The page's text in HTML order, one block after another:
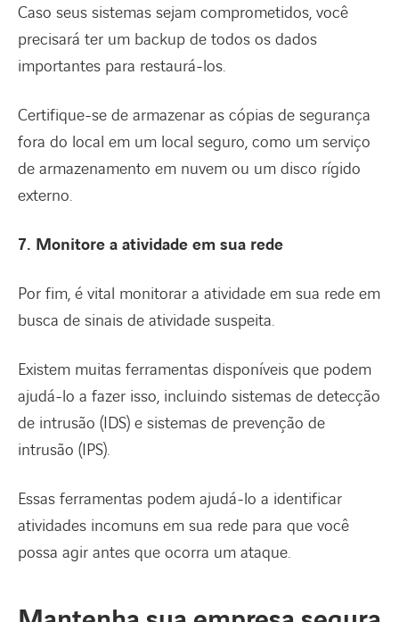
Caso seus sistemas sejam comprometidos, você
precisará ter um backup de todos os dados
importantes para restaurá-los.
Certifique-se de armazenar as cópias de segurança
fora do local em um local seguro, como um serviço
de armazenamento em nuvem ou um disco rígido
externo.
7. Monitore a atividade em sua rede
Por fim, é vital monitorar a atividade em sua rede em
busca de sinais de atividade suspeita.
Existem muitas ferramentas disponíveis que podem
ajudá-lo a fazer isso, incluindo sistemas de detecção
de intrusão (IDS) e sistemas de prevenção de
intrusão (IPS).
Essas ferramentas podem ajudá-lo a identificar
atividades incomuns em sua rede para que você
possa agir antes que ocorra um ataque.